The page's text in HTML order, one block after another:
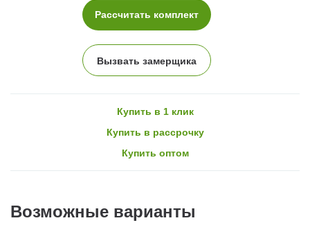
Рассчитать комплект
Вызвать замерщика
Купить в 1 клик
Купить в рассрочку
Купить оптом
Возможные варианты